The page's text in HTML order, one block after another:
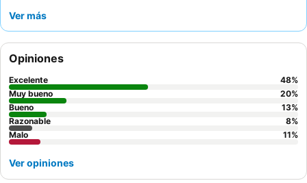
parques. Los huéspedes elogian constantemente al
desayuno. Para una comodidad óptima, considere solicitar una
habitación con vista al jardín para una estancia más tranquila.
Ver más
Opiniones
Excelente 48%
Muy bueno
20%
Bueno
13%
Razonable
8%
Malo
11%
Ver opiniones